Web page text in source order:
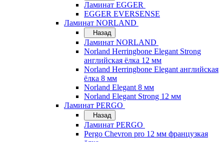
Ламинат EGGER
EGGER EVERSENSE
Ламинат NORLAND
Назад
Ламинат NORLAND
Norland Herringbone Elegant Strong
английская ёлка 12 мм
Norland Herringbone Elegant английская
ёлка 8 мм
Norland Elegant 8 мм
Norland Elegant Strong 12 мм
Ламинат PERGO
Назад
Ламинат PERGO
Pergo Chevron pro 12 мм французкая